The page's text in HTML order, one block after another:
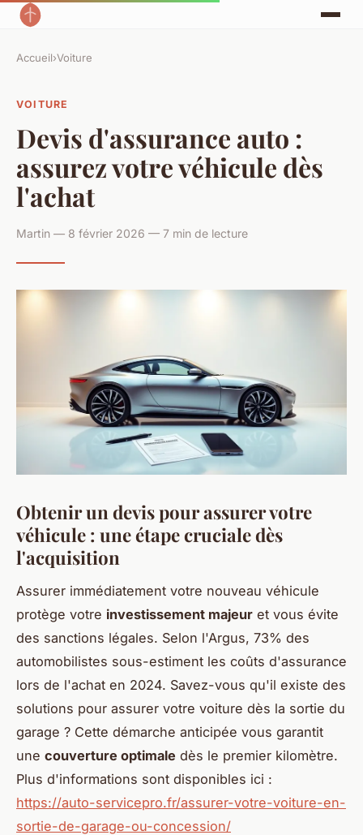
Accueil›Voiture
VOITURE
Devis d'assurance auto :
assurez votre véhicule dès
l'achat
Martin — 8 février 2026 — 7 min de lecture
Obtenir un devis pour assurer votre
véhicule : une étape cruciale dès
l'acquisition
Assurer immédiatement votre nouveau véhicule
protège votre investissement majeur et vous évite
des sanctions légales. Selon l'Argus, 73% des
automobilistes sous-estiment les coûts d'assurance
lors de l'achat en 2024. Savez-vous qu'il existe des
solutions pour assurer votre voiture dès la sortie du
garage ? Cette démarche anticipée vous garantit
une couverture optimale dès le premier kilomètre.
Plus d'informations sont disponibles ici :
https://auto-servicepro.fr/assurer-votre-voiture-en-
sortie-de-garage-ou-concession/